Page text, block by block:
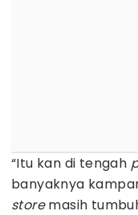
“Itu kan di tengah
banyaknya
storemasih